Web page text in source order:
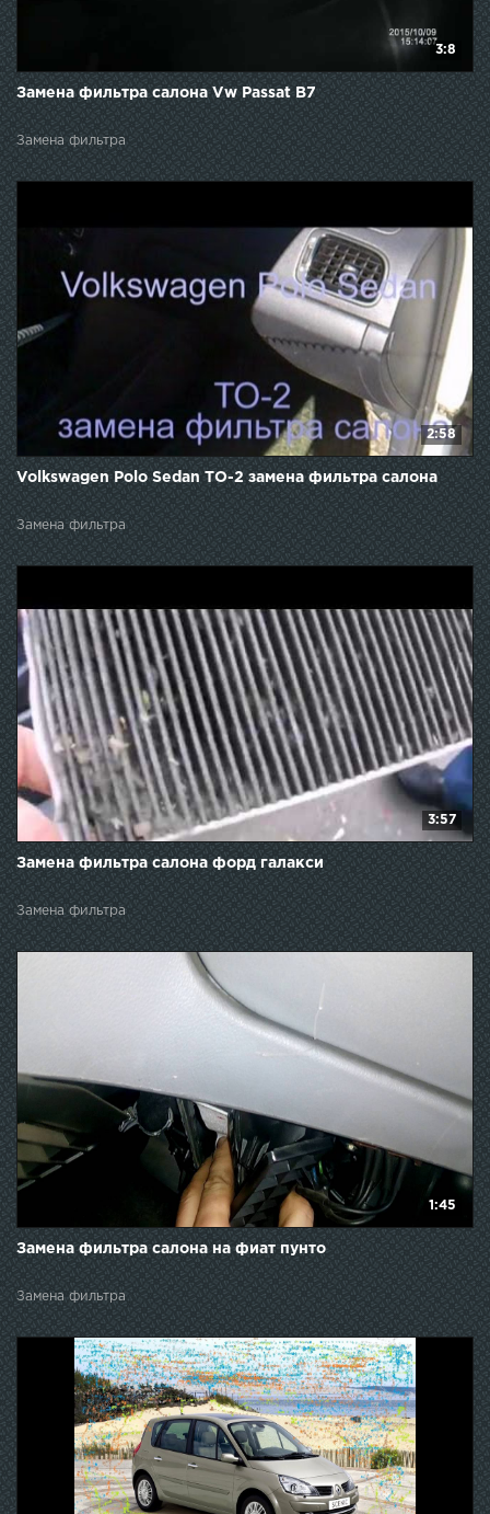
3:8
Замена фильтра салона Vw Passat B7
Замена фильтра
2:58
Volkswagen Polo Sedan ТО-2 замена фильтра салона
Замена фильтра
3:57
Замена фильтра салона форд галакси
Замена фильтра
1:45
Замена фильтра салона на фиат пунто
Замена фильтра